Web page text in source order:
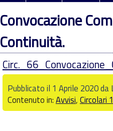
Convocazione
Continuità.
Pubblicato il 1 Aprile 2020 da
Contenuto in: Avvisi, Circolari